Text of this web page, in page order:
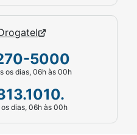
5000
os dias, 06h às 00h
dias, 06h às 00h